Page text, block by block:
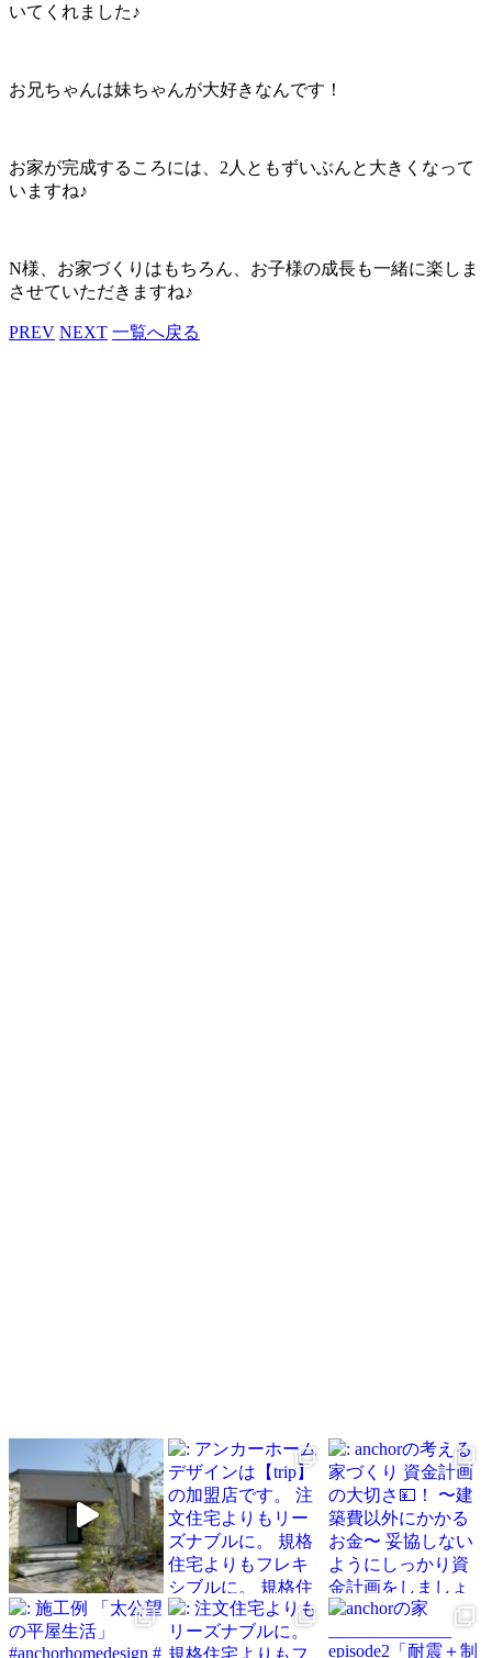
いてくれました♪
お兄ちゃんは妹ちゃんが大好きなんです！
お家が完成するころには、2人ともずいぶんと大きくなって
いますね♪
N様、お家づくりはもちろん、お子様の成長も一緒に楽しま
させていただきますね♪
PREV NEXT 一覧へ戻る